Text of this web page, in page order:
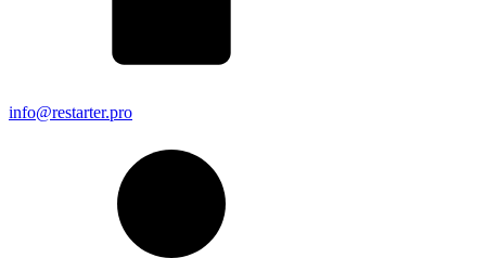
info@restarter.pro